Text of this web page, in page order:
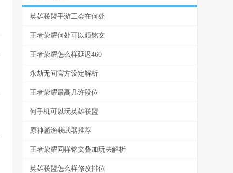
英雄联盟手游工会在何处
王者荣耀何处可以领铭文
王者荣耀怎么样延迟460
永劫无间官方设定解析
王者荣耀最高几许段位
何手机可以玩英雄联盟
原神魈渔获武器推荐
王者荣耀同样铭文叠加玩法解析
英雄联盟怎么样修改排位